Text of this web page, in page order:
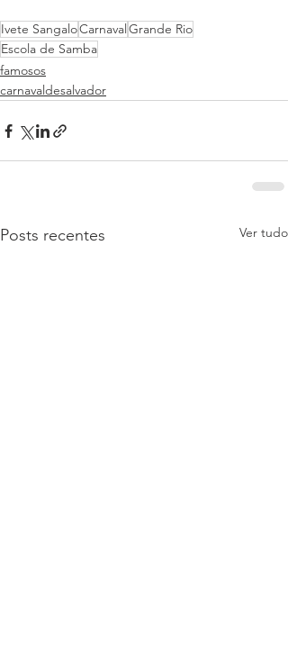
Ivete SangaloCarnavalGrande Rio
Escola de Samba
famosos
carnavaldesalvador
Posts recentes Ver tudo